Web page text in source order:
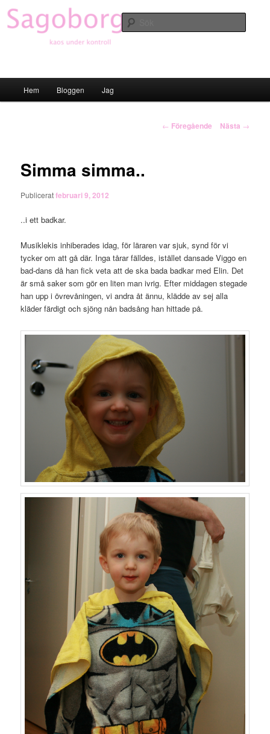
Hoppa
till
primärt
Hem Bloggen Jag
Inläggsnavigering
← Föregående Nästa →
Simma simma..
Publiceratfebruari 9, 2012
..i ett badkar.
Musiklekis inhiberades idag, för läraren var sjuk, synd för vi
tycker om att gå där. Inga tårar fälldes, istället dansade Viggo en
bad-dans då han fick veta att de ska bada badkar med Elin. Det
är små saker som gör en liten man ivrig. Efter middagen stegade
han upp i övrevåningen, vi andra åt ännu, klädde av sej alla
kläder färdigt och sjöng nån badsång han hittade på.